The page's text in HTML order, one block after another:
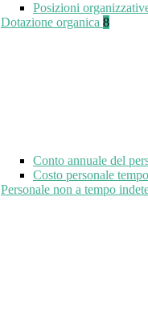
Posizioni
Dotazione organica 8
Conto annuale del
Costo personale
Personale non a tempo